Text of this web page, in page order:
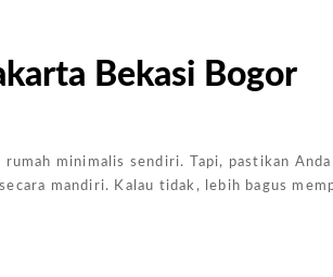
Bekasi Bogor
minimalis sendiri. Tapi, pastikan
mandiri. Kalau tidak, lebih bagus